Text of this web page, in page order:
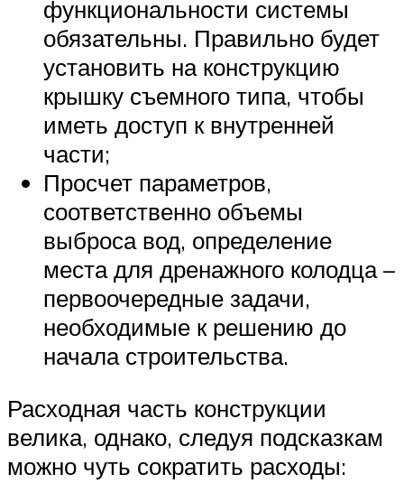
функциональности системы
обязательны. Правильно будет
установить на конструкцию
крышку съемного типа, чтобы
иметь доступ к внутренней
части;
Просчет параметров,
соответственно объемы
выброса вод, определение
места для дренажного колодца –
первоочередные задачи,
необходимые к решению до
начала строительства.
Расходная часть конструкции
велика, однако, следуя подсказкам
можно чуть сократить расходы: